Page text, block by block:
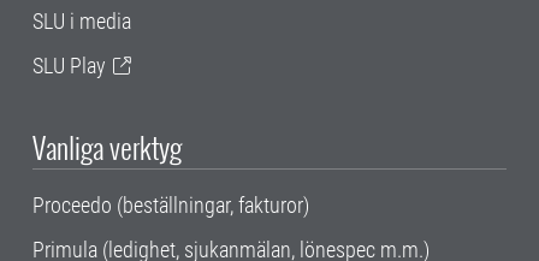
SLU i media
SLU Play
Vanliga verktyg
Proceedo (beställningar, fakturor)
Primula (ledighet, sjukanmälan, lönespec m.m.)